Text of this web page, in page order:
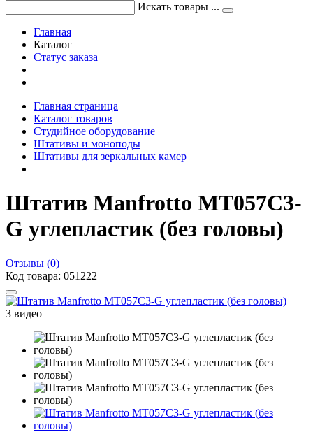
Искать товары ...
Главная
Каталог
Статус заказа
Главная страница
Каталог товаров
Студийное оборудование
Штативы и моноподы
Штативы для зеркальных камер
Штатив Manfrotto MT057C3-
G углепластик (без головы)
Отзывы (0)
Код товара: 051222
3 видео